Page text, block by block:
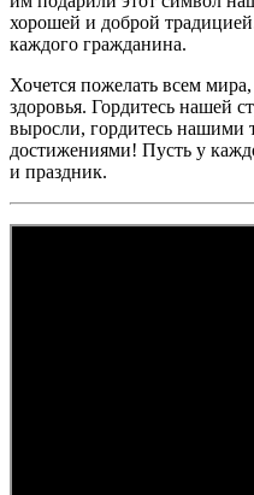
хорошей и доброй
каждого гражданина.
Хочется пожелать всем
здоровья. Гордитесь нашей
выросли, гордитесь нашими
достижениями! Пусть у
и праздник.